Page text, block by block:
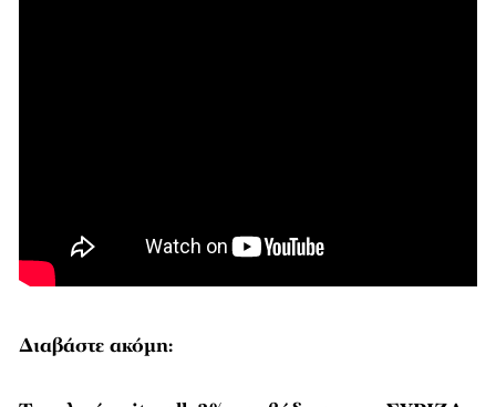
Διαβάστε ακόμη: